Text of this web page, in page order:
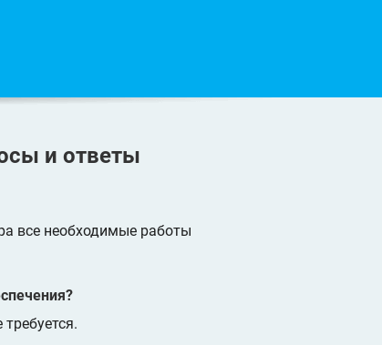
и ответы
все необходимые работы